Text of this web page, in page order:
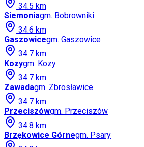
34.5 km
Siemoniagm. Bobrowniki
34.6 km
Gaszowicegm. Gaszowice
34.7 km
Kozygm. Kozy
34.7 km
Zawadagm. Zbrosławice
34.7 km
Przeciszówgm. Przeciszów
34.8 km
Brzękowice Górnegm. Psary